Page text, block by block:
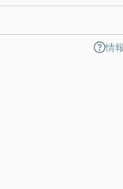
情